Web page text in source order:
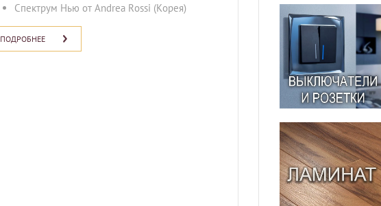
Спектрум Нью от Andrea Rossi (Корея)
ПОДРОБНЕЕ